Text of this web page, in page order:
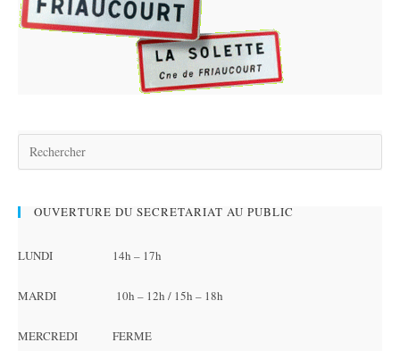
OUVERTURE DU SECRETARIAT AU PUBLIC
LUNDI 14h – 17h
MARDI 10h – 12h / 15h – 18h
MERCREDI FERME